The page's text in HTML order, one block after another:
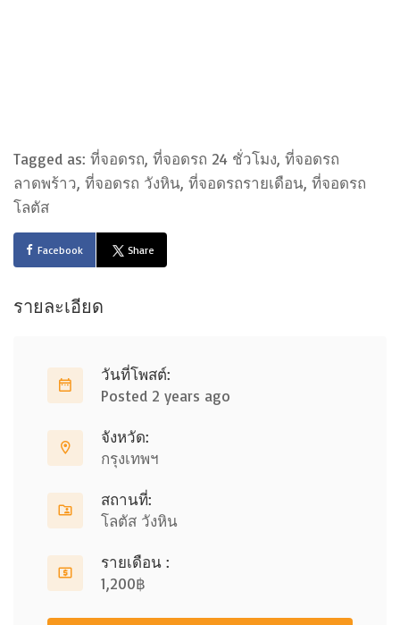
Tagged as: ที่จอดรถ, ที่จอดรถ 24 ชั่วโมง, ที่จอดรถ
ลาดพร้าว, ที่จอดรถ วังหิน, ที่จอดรถรายเดือน, ที่จอดรถ
โลตัส
Facebook Share
รายละเอียด
วันที่โพสต์:
Posted 2 years ago
จังหวัด:
กรุงเทพฯ
สถานที่:
โลตัส วังหิน
รายเดือน :
1,200฿